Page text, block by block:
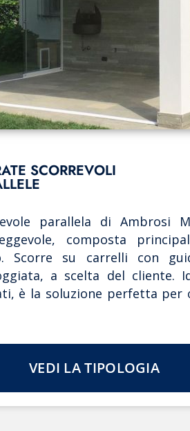
SCORREVOLI
parallela di Ambrosi
composta
Scorre su carrelli con
a scelta del cliente.
è la soluzione perfetta per
VEDI LA TIPOLOGIA